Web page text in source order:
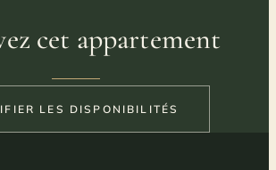
cet appartement
LES DISPONIBILITÉS